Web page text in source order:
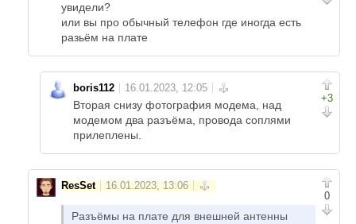
увидели?
или вы про обычный телефон где иногда есть
разьём на плате
+3
boris112
Вторая снизу фотография модема, над
модемом два разъёма, провода соплями
прилеплены.
0
ResSet
Разъёмы на плате для внешней антенны